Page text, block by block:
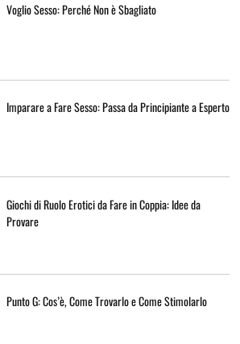
Voglio Sesso: Perché Non è Sbagliato
Imparare a Fare Sesso: Passa da Principiante a Esperto
Giochi di Ruolo Erotici da Fare in Coppia: Idee da
Provare
Punto G: Cos’è, Come Trovarlo e Come Stimolarlo